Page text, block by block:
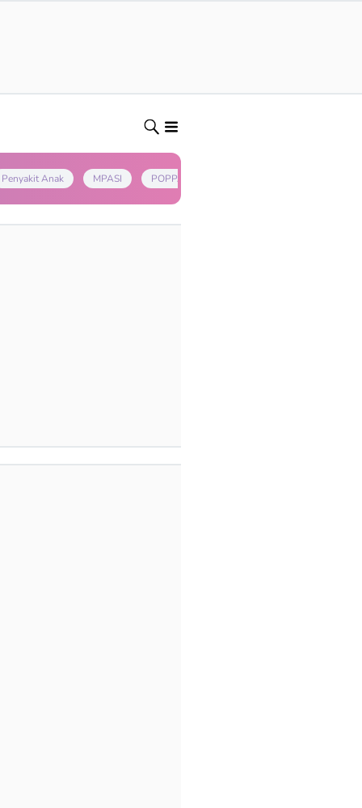
Penyakit Anak MPASI POPPAPA